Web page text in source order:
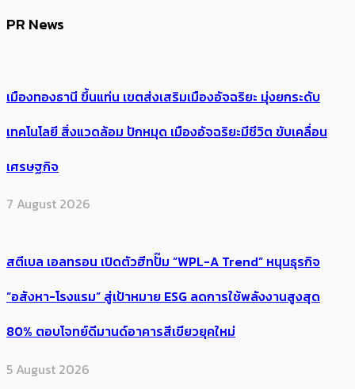
PR News
เมืองทองธานี ขึ้นแท่น เขตส่งเสริมเมืองอัจฉริยะ มุ่งยกระดับ
เทคโนโลยี สิ่งแวดล้อม ปักหมุด เมืองอัจฉริยะมีชีวิต ขับเคลื่อน
เศรษฐกิจ
7 August 2026
สตีเบล เอลทรอน เปิดตัวฮีทปั๊ม “WPL-A Trend” หนุนธุรกิจ
“อสังหา-โรงแรม” สู่เป้าหมาย ESG ลดการใช้พลังงานสูงสุด
80% ตอบโจทย์ดีมานด์อาคารสีเขียวยุคใหม่
5 August 2026